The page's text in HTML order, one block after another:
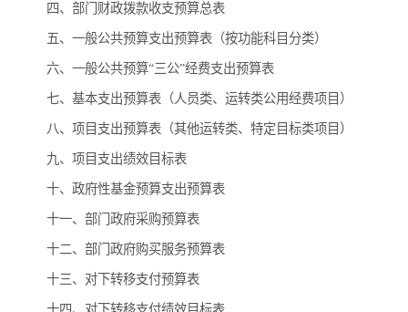
四、部门财政拨款收支预算总表
五、一般公共预算支出预算表（按功能科目分类）
六、一般公共预算“三公”经费支出预算表
七、基本支出预算表（人员类、运转类公用经费项目）
八、项目支出预算表（其他运转类、特定目标类项目）
九、项目支出绩效目标表
十、政府性基金预算支出预算表
十一、部门政府采购预算表
十二、部门政府购买服务预算表
十三、对下转移支付预算表